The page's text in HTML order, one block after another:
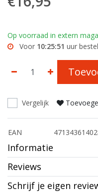
Op voorraad in extern
Voor 10:25:51 uur
Vergelijk
EAN
Informatie
Reviews
Schrijf je eigen